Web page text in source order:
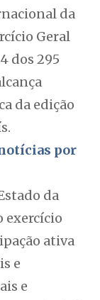
da
Geral
dos 295
da edição
por
da
exercício
ativa
e
e